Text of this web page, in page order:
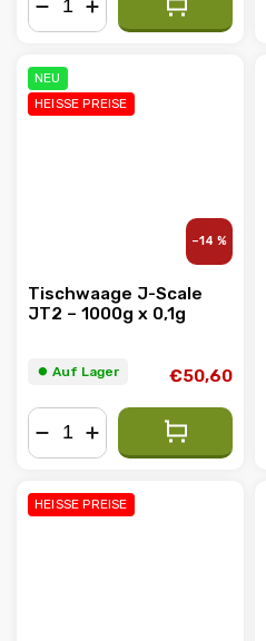
NEU
HEISSE PREISE
–14 %
Tischwaage J-Scale
JT2 – 1000g x 0,1g
⏺︎ Auf Lager €50,60
HEISSE PREISE